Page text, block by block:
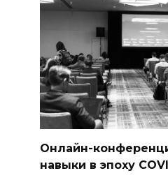
Онлайн-
навыки в эпоху